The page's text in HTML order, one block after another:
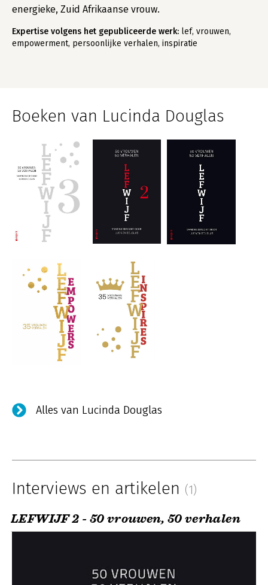
energieke, Zuid Afrikaanse vrouw.
Expertise volgens het gepubliceerde werk: lef, vrouwen,
empowerment, persoonlijke verhalen, inspiratie
Boeken van Lucinda Douglas
Alles van Lucinda Douglas
Interviews en artikelen (1)
LEFWIJF 2 - 50 vrouwen, 50 verhalen